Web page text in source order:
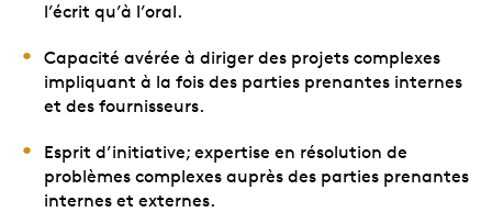
l’écrit qu’à l’oral.
Capacité avérée à diriger des projets complexes
impliquant à la fois des parties prenantes internes
et des fournisseurs.
Esprit d’initiative; expertise en résolution de
problèmes complexes auprès des parties prenantes
internes et externes.